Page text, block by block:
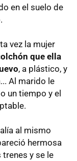
en el suelo de
vez la mujer
que ella
, a plástico, y
Al marido le
un tiempo y el
al mismo
hermosa
y se le